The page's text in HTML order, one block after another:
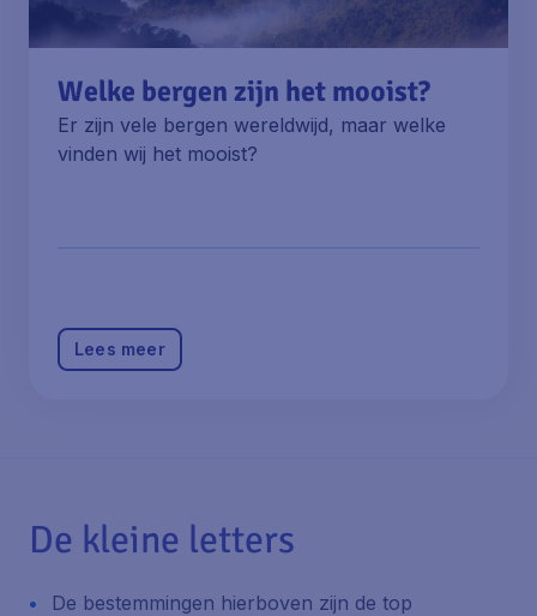
Welke bergen zijn het mooist?
Er zijn vele bergen wereldwijd, maar welke
vinden wij het mooist?
Lees meer
De kleine letters
De bestemmingen hierboven zijn de top